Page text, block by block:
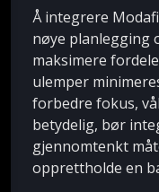
Å integrere
nøye planlegging
maksimere
ulemper
forbedre fokus,
betydelig, bør
gjennomtenkt
opprettholde en